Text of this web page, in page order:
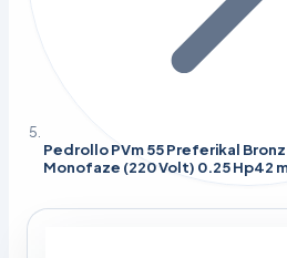
Pedrollo PVm 55 Preferikal
Monofaze (220 Volt) 0.25 Hp42